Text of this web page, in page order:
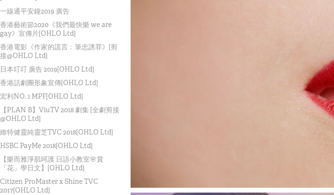
一線通平安鐘2019 廣告
香港藝術節2020《我們最快樂 we are
gay》宣傳片[OHLO Ltd]
香港電影《作家的謊言﹕筆忠誘罪》[剪
接@OHLO Ltd]
日本叮叮 廣告 2019[OHLO Ltd]
香港話劇團形象宣傳[OHLO Ltd]
宏利NO. 1 MPF[OHLO Ltd]
【PLAN B】ViuTV 2018 劇集 [全劇剪接
@OHLO Ltd]
維特健靈純靈芝TVC 2018[OHLO Ltd]
HSBC PayMe 2018[OHLO Ltd]
【樂而雅淨肌呵護 日語小教室🌸賞
「花」學日文】[OHLO Ltd]
Citizen ProMaster x Shine TVC
2017[OHLO Ltd]